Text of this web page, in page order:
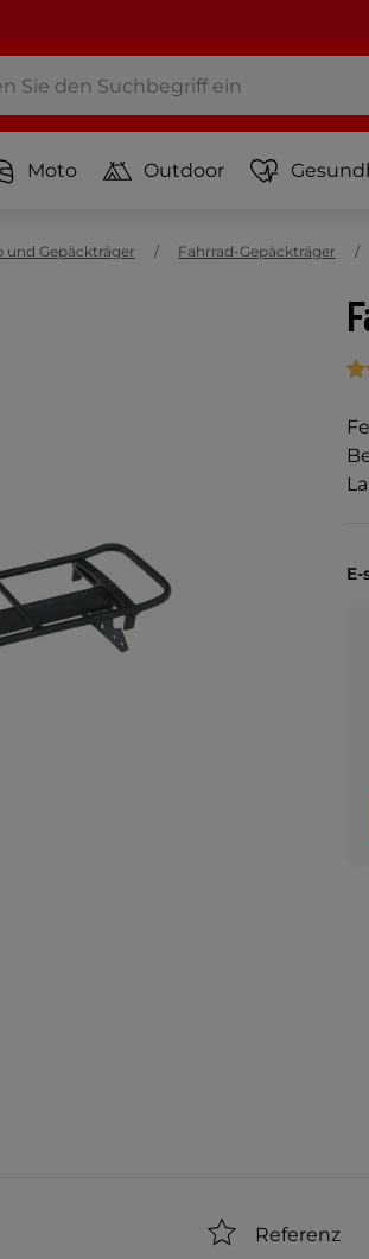
Moto Outdoor
und Gepäckträger Fahrrad-Gepäckträger
Referenz